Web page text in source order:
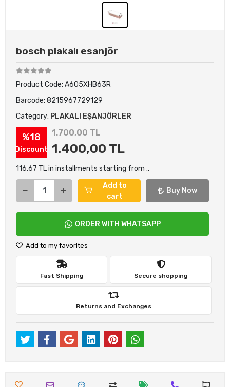
bosch plakalı esanjör
Product Code: A605XHB63R
Barcode: 8215967729129
Category: PLAKALI EŞANJÖRLER
%18
Discount
1.700,00 TL
1.400,00 TL
116,67 TL in installments starting from ..
Add to
cart
Buy Now
ORDER WITH WHATSAPP
Add to my favorites
Fast Shipping Secure shopping
Returns and Exchanges